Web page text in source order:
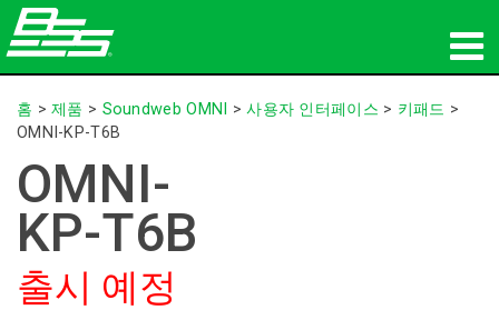
제품
구매처
홈 >제품 > Soundweb OMNI >사용자 인터페이스 > 키패드 >
OMNI-KP-T6B
OMNI-
KP-T6B
출시 예정